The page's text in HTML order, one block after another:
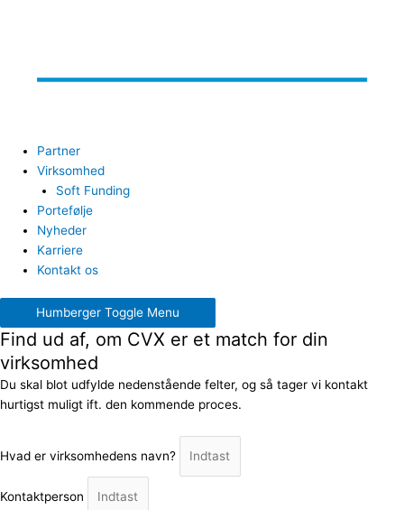
Partner
Virksomhed
Soft Funding
Portefølje
Nyheder
Karriere
Kontakt os
Humberger Toggle Menu
Find ud af, om CVX er et match for din
virksomhed
Du skal blot udfylde nedenstående felter, og så tager vi kontakt
hurtigst muligt ift. den kommende proces.
Hvad er virksomhedens navn?
Kontaktperson